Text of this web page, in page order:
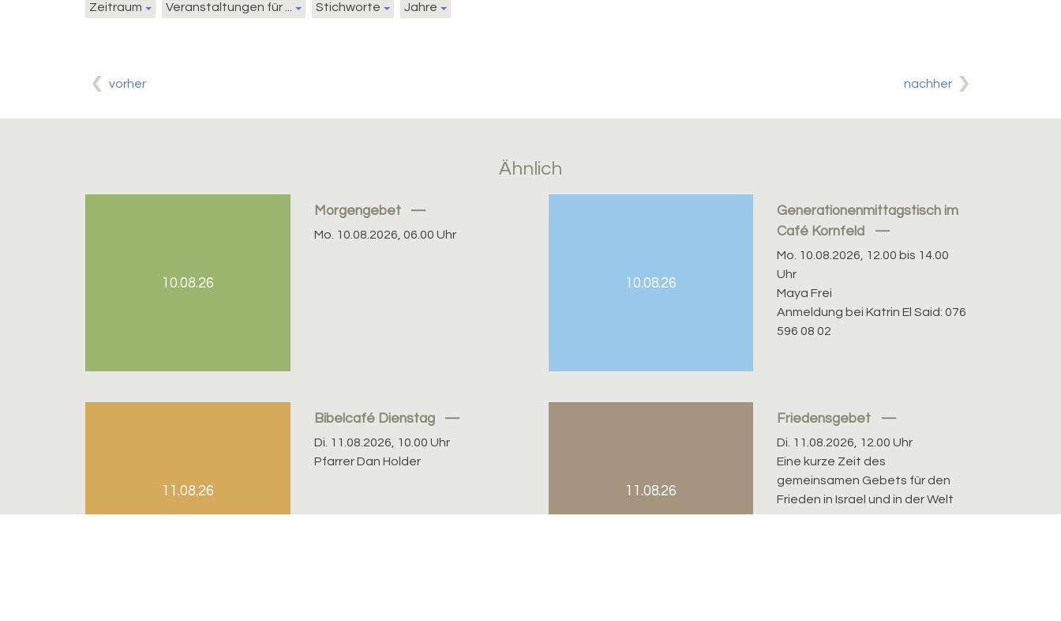
Zeitraum Veranstaltungen für ... Stichworte Jahre
vorher nachher
Ähnlich
10.08.26
Morgengebet
Mo. 10.08.2026, 06.00 Uhr
10.08.26
Generationenmittagstisch im
Café Kornfeld
Mo. 10.08.2026, 12.00 bis 14.00
Uhr
Maya Frei
Anmeldung bei Katrin El Said: 076
596 08 02
11.08.26
Bibelcafé Dienstag
Di. 11.08.2026, 10.00 Uhr
Pfarrer Dan Holder
11.08.26
Friedensgebet
Di. 11.08.2026, 12.00 Uhr
Eine kurze Zeit des
gemeinsamen Gebets für den
Frieden in Israel und in der Welt